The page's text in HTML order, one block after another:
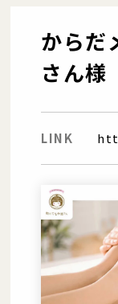
からだ
さん様
LINK